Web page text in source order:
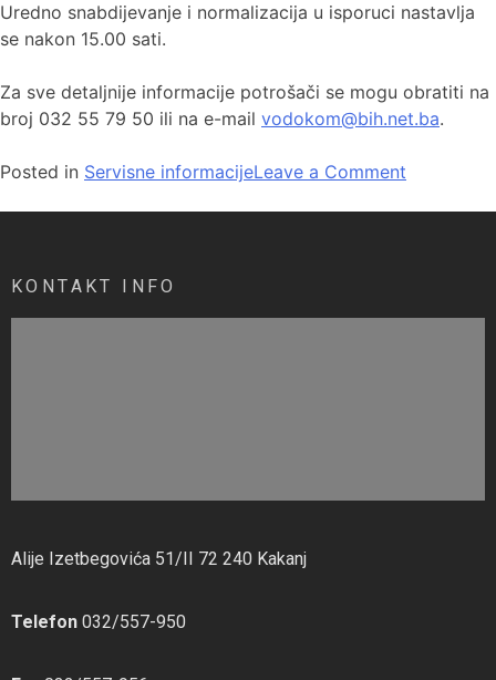
Uredno snabdijevanje i normalizacija u isporuci nastavlja
se nakon 15.00 sati.
Za sve detaljnije informacije potrošači se mogu obratiti na
broj 032 55 79 50 ili na e-mail vodokom@bih.net.ba.
Posted in Servisne informacijeLeave a Comment
KONTAKT INFO
Alije Izetbegovića 51/II 72 240 Kakanj
Telefon 032/557-950